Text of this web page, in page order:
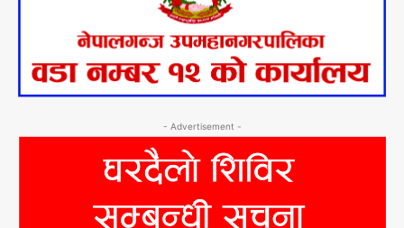
- Advertisement -